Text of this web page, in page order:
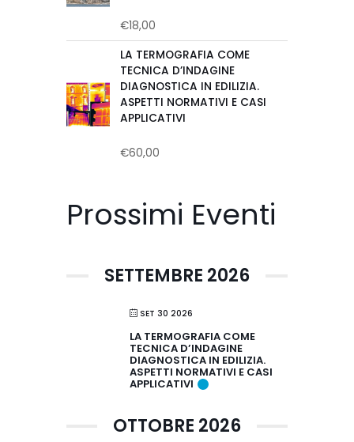
Valutato
su
5
€18,00
LA TERMOGRAFIA COME
TECNICA D’INDAGINE
DIAGNOSTICA IN EDILIZIA.
ASPETTI NORMATIVI E CASI
APPLICATIVI
Valutato
€60,00
Prossimi Eventi
SETTEMBRE 2026
SET 30 2026
LA TERMOGRAFIA COME
TECNICA D’INDAGINE
DIAGNOSTICA IN EDILIZIA.
ASPETTI NORMATIVI E CASI
APPLICATIVI
OTTOBRE 2026